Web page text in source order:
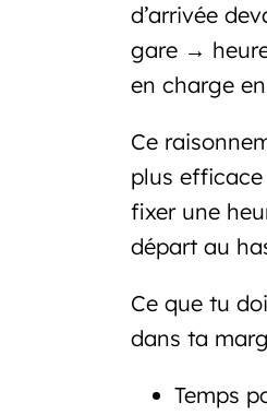
d’arrivée
gare →
en charge
Ce
plus
fixer une
départ au
Ce que tu
dans ta
Temps